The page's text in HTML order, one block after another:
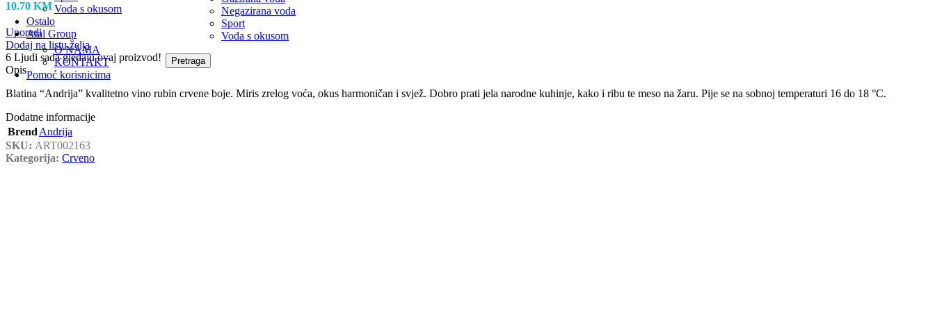
Voda s okusom
Ostalo
Atal Group
O NAMA
KONTAKT
Pomoć korisnicima
Negazirana voda
Sport
Voda s okusom
Pretraga
10.70 KM
Uporedi
Dodaj na listu želja
6 Ljudi sada gledaju ovaj proizvod!
Opis
Blatina “Andrija” kvalitetno vino rubin crvene boje. Miris zrelog voća, okus harmoničan i svjež. Dobro prati jela narodne kuhinje, kako i ribu te meso na žaru. Pije se na sobnoj temperaturi 16 do 18 °C.
Dodatne informacije
Brend Andrija
SKU: ART002163
Kategorija: Crveno